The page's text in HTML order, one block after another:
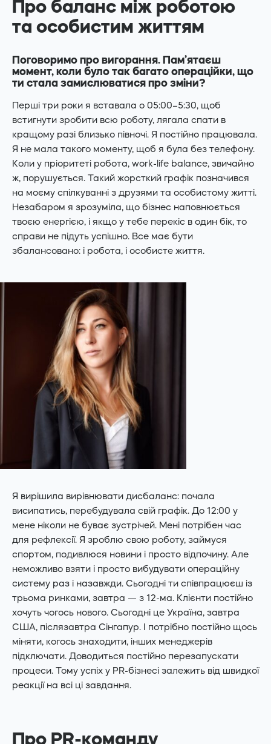
Про баланс між роботою
та особистим життям
Поговоримо про вигорання. Пам’ятаєш
момент, коли було так багато операційки, що
ти стала замислюватися про зміни?
Перші три роки я вставала о 05:00–5:30, щоб
встигнути зробити всю роботу, лягала спати в
кращому разі близько півночі. Я постійно працювала.
Я не мала такого моменту, щоб я була без телефону.
Коли у пріоритеті робота, work-life balance, звичайно
ж, порушується. Такий жорсткий графік позначився
на моєму спілкуванні з друзями та особистому житті.
Незабаром я зрозуміла, що бізнес наповнюється
твоєю енергією, і якщо у тебе перекіс в один бік, то
справи не підуть успішно. Все має бути
збалансовано: і робота, і особисте життя.
Я вирішила вирівнювати дисбаланс: почала
висипатись, перебудувала свій графік. До 12:00 у
мене ніколи не буває зустрічей. Мені потрібен час
для рефлексії. Я зроблю свою роботу, займуся
спортом, подивлюся новини і просто відпочину. Але
неможливо взяти і просто вибудувати операційну
систему раз і назавжди. Сьогодні ти співпрацюєш із
трьома ринками, завтра — з 12-ма. Клієнти постійно
хочуть чогось нового. Сьогодні це Україна, завтра
США, післязавтра Сінгапур. І потрібно постійно щось
міняти, когось знаходити, інших менеджерів
підключати. Доводиться постійно перезапускати
процеси. Тому успіх у PR-бізнесі залежить від швидкої
реакції на всі ці завдання.
Про PR-команду